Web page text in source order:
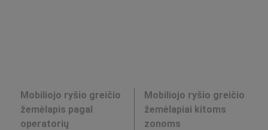
Mobiliojo ryšio greičio
žemėlapis pagal
operatorių
Mobiliojo ryšio greičio
žemėlapiai kitoms
zonoms